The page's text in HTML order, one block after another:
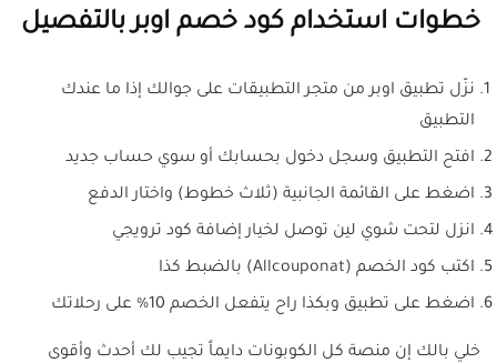
خطوات استخدام كود خصم اوبر بالتفصيل
نزّل تطبيق اوبر من متجر التطبيقات على جوالك إذا ما عندك
التطبيق
افتح التطبيق وسجل دخول بحسابك أو سوي حساب جديد
اضغط على القائمة الجانبية (ثلاث خطوط) واختار الدفع
انزل لتحت شوي لين توصل لخيار إضافة كود ترويجي
اكتب كود الخصم (Allcouponat) بالضبط كذا
اضغط على تطبيق وبكذا راح يتفعل الخصم 10% على رحلاتك
خلي بالك إن منصة كل الكوبونات دايماً تجيب لك أحدث وأقوى